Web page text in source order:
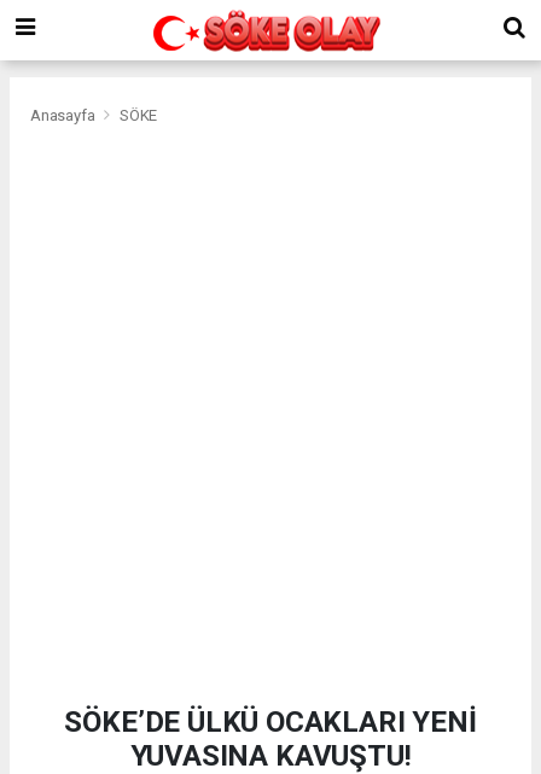
Anasayfa SÖKE
SÖKE’DE ÜLKÜ OCAKLARI YENİ
YUVASINA KAVUŞTU!